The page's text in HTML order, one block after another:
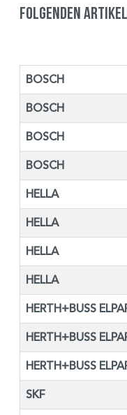
folgenden
BOSCH
BOSCH
BOSCH
BOSCH
HELLA
HELLA
HELLA
HELLA
HERTH+BUSS
HERTH+BUSS
HERTH+BUSS
SKF